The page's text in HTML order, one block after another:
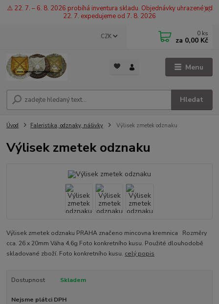
⚠️ 22. 7. – 6. 8. 2026 probíhá inventura skladu. Objednávky uhrazené od
22. 7. expedujeme od 7. 8. 2026
Menu
CZK
Hledat
0 ks
za 0,00 Kč
Úvod Faleristika, odznaky, nášivky Výlisek zmetek odznaku
Výlisek zmetek odznaku
Výlisek zmetek odznaku PRAHA značeno mincovna kremnica Rozměry
cca. 26 x 20mm Váha 4,6g Foto konkretního kusu. Použité dlouhodobě
skladované zboží. Foto konkretního kusu. celý popis
Dostupnost Skladem
Nejsme plátci DPH